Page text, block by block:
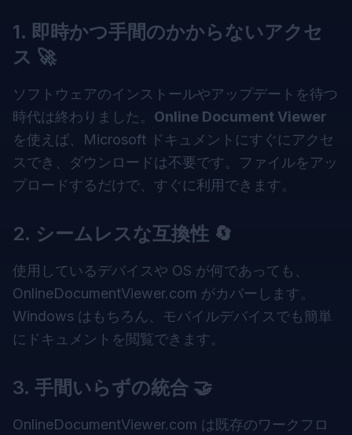
1. 即時かつ手間のかからないアクセ
ス 🚀
ソフトウェアのインストールやアップデートを待つ
時代は終わりました。 Online Document Viewer
を使えば、Microsoft ドキュメントにすぐにアクセ
スでき、ダウンロードは不要です。ファイルをアッ
プロードするだけで、すぐに利用できます。
2. シームレスな互換性 🔄
使用しているデバイスや OS が何であっても、
OnlineDocumentViewer.com がカバーします。
Windows はもちろん、モバイルデバイスでも簡単
にドキュメントを閲覧できます。
3. 手間いらずの統合 🤝
OnlineDocumentViewer.com は既存のワークフロ